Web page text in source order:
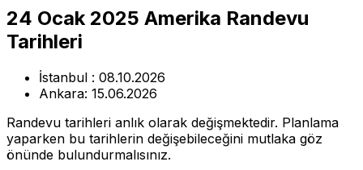
24 Ocak 2025 Amerika Randevu
Tarihleri
İstanbul : 08.10.2026
Ankara: 15.06.2026
Randevu tarihleri anlık olarak değişmektedir. Planlama
yaparken bu tarihlerin değişebileceğini mutlaka göz
önünde bulundurmalısınız.